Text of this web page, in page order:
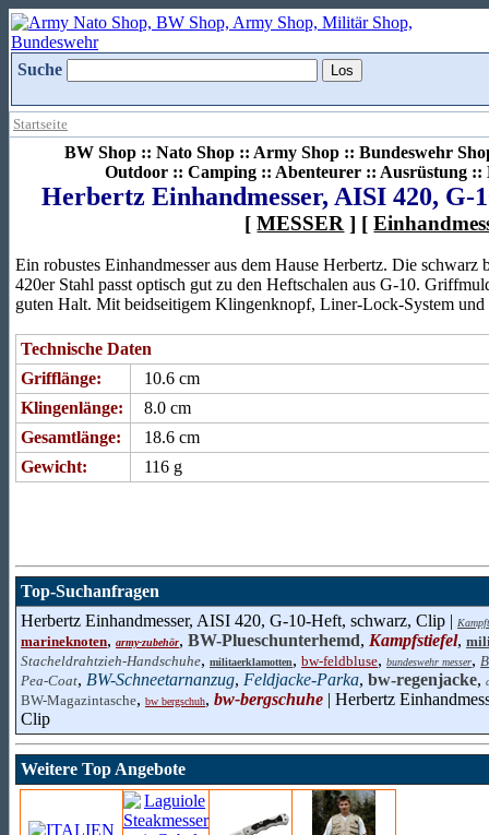
Suche
Startseite
BW Shop :: Nato Shop :: Army Shop :: Bundeswehr
Outdoor :: Camping :: Abenteurer :: Ausrüstung ::
Herbertz Einhandmesser, AISI 420, G-
[MESSER ] [
Ein robustes Einhandmesser aus dem Hause Herbertz. Die schwarz
420er Stahl passt optisch gut zu den Heftschalen aus G-10.
guten Halt. Mit beidseitigem Klingenknopf, Liner-Lock-System
Technische Daten
Grifflänge:
10.6 cm
Klingenlänge:
8.0 cm
Gesamtlänge:
18.6 cm
Gewicht:
116 g
Top-Suchanfragen
Herbertz Einhandmesser, AISI 420, G-10-Heft, schwarz, Clip |
marineknoten, army-zubehör, BW-Plueschunterhemd, Kampfstiefel,
Stacheldrahtzieh-Handschuhe, militaerklamotten, bw-feldbluse, bundeswehr messer,
Pea-Coat, BW-Schneetarnanzug, Feldjacke-Parka, bw-regenjacke,
BW-Magazintasche, bw bergschuh, bw-bergschuhe | Herbertz
Clip
Weitere Top Angebote